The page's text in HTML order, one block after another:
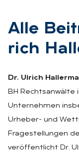
Alle
rich
Dr. Ulrich
BH Rechtsanwälte
Unternehmen
Urheber- und
Fragestellungen
veröffentlicht Dr.